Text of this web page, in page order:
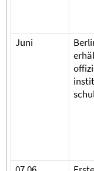
Juni